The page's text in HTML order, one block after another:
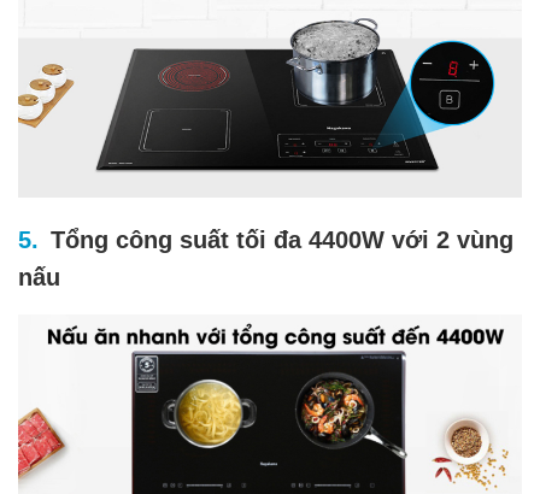
Tổng công suất tối đa 4400W với 2 vùng
nấu